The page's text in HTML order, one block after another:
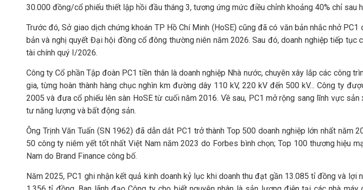
30.000 đồng/cổ phiếu thiết lập hồi đầu tháng 3, tương ứng mức điều chỉnh khoảng 40% chỉ sau
Trước đó, Sở giao dịch chứng khoán TP Hồ Chí Minh (HoSE) cũng đã có văn bản nhắc nhở
bản và nghị quyết Đại hội đồng cổ đông thường niên năm 2026. Sau đó, doanh nghiệp tiếp tục
tài chính quý I/2026.
Công ty Cổ phần Tập đoàn PC1 tiền thân là doanh nghiệp Nhà nước, chuyên xây lắp các công
gia, từng hoàn thành hàng chục nghìn km đường dây 110 kV, 220 kV đến 500 kV... Công ty
2005 và đưa cổ phiếu lên sàn HoSE từ cuối năm 2016. Về sau, PC1 mở rộng sang lĩnh vực sản
tư năng lượng và bất động sản.
Ông Trịnh Văn Tuấn (SN 1962) đã dẫn dắt PC1 trở thành Top 500 doanh nghiệp lớn nhất năm
50 công ty niêm yết tốt nhất Việt Nam năm 2023 do Forbes bình chọn; Top 100 thương hiệu
Nam do Brand Finance công bố.
Năm 2025, PC1 ghi nhận kết quả kinh doanh kỷ lục khi doanh thu đạt gần 13.085 tỉ đồng và lợi